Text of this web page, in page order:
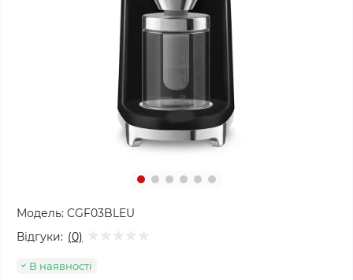
Модель: CGF03BLEU
Відгуки: (0)
В наявності